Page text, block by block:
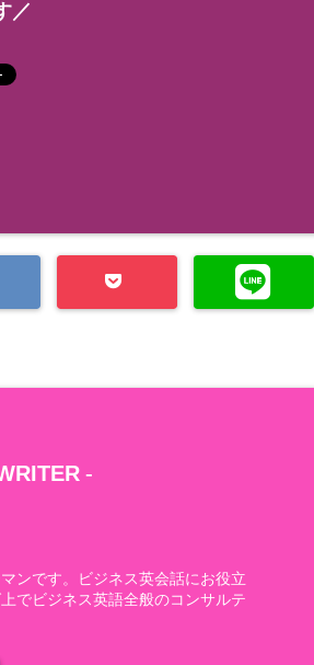
／
-
ンです。ビジネス英会話にお役立
でビジネス英語全般のコンサルテ